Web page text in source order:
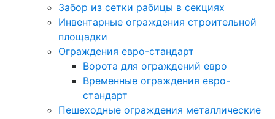
Забор из сетки рабицы в секциях
Инвентарные ограждения строительной
площадки
Ограждения евро-стандарт
Ворота для ограждений евро
Временные ограждения евро-
стандарт
Пешеходные ограждения металлические